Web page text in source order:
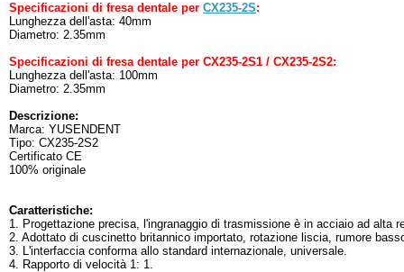
Specificazioni di fresa dentale per CX235-2S:
Lunghezza dell'asta: 40mm
Diametro: 2.35mm
Specificazioni di fresa dentale per CX235-2S1 / CX235-2S2:
Lunghezza dell'asta: 100mm
Diametro: 2.35mm
Descrizione:
Marca: YUSENDENT
Tipo: CX235-2S2
Certificato CE
100% originale
Caratteristiche:
1. Progettazione precisa, l'ingranaggio di trasmissione è in acciaio ad alta
2. Adottato di cuscinetto britannico importato, rotazione liscia, rumore
3. L'interfaccia conforma allo standard internazionale, universale.
4. Rapporto di velocità 1: 1.